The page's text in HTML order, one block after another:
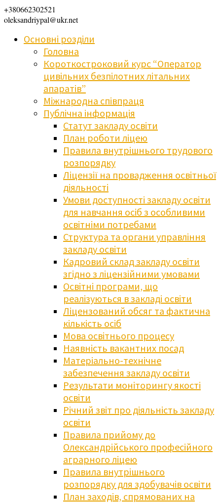
+380662302521
oleksandriypal@ukr.net
Основні розділи
Головна
Короткостроковий курс “Оператор
цивільних безпілотних літальних
апаратів”
Міжнародна співпраця
Публічна інформація
Статут закладу освіти
План роботи ліцею
Правила внутрішнього трудового
розпорядку
Ліцензії на провадження освітньої
діяльності
Умови доступності закладу освіти
для навчання осіб з особливими
освітніми потребами
Структура та органи управління
закладу освіти
Кадровий склад закладу освіти
згідно з ліцензійними умовами
Освітні програми, що
реалізуються в закладі освіти
Ліцензований обсяг та фактична
кількість осіб
Мова освітнього процесу
Наявність вакантних посад
Матеріально-технічне
забезпечення закладу освіти
Результати моніторингу якості
освіти
Річний звіт про діяльність закладу
освіти
Правила прийому до
Олександрійського професійного
аграрного ліцею
Правила внутрішнього
розпорядку для здобувачів освіти
План заходів, спрямованих на